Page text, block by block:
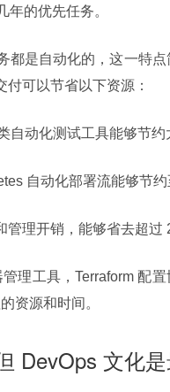
年的优先任务。
可以节省以下资源：
自动化测试工具能够节约
自动化部署流能够节
理开销，能够省去超过
理工具，Terraform 配
资源和时间。
DevOps 文化